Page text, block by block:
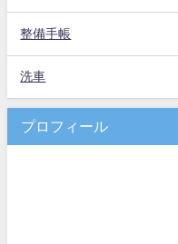
整備手帳
洗車
プロフィール